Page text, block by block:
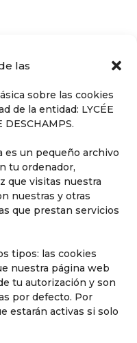
las
sobre las cookies
de la entidad: LYCÉE
DESCHAMPS.
es un pequeño archivo
tu ordenador,
que visitas nuestra
nuestras y otras
que prestan servicios
tipos: las cookies
nuestra página web
tu autorización y son
por defecto. Por
estarán activas si solo
jugando,